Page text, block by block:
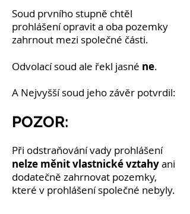
Soud prvního stupně chtěl
prohlášení opravit a oba pozemky
zahrnout mezi společné části.
Odvolací soud ale řekl jasné ne.
A Nejvyšší soud jeho závěr potvrdil:
POZOR:
Při odstraňování vady prohlášení
nelze měnit vlastnické vztahyani
dodatečně zahrnovat pozemky,
které v prohlášení společné nebyly.